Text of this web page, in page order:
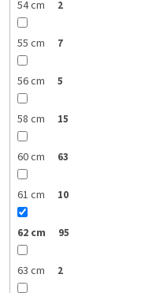
54 cm 2
55 cm 7
56 cm 5
58 cm 15
60 cm 63
61 cm 10
62 cm 95
63 cm 2